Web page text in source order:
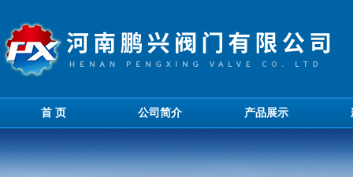
首 页 公司简介 产品展示